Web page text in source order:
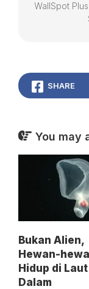
WallSpot
SHARE
You may
Bukan Alien,
Hewan-
Hidup di
Dalam